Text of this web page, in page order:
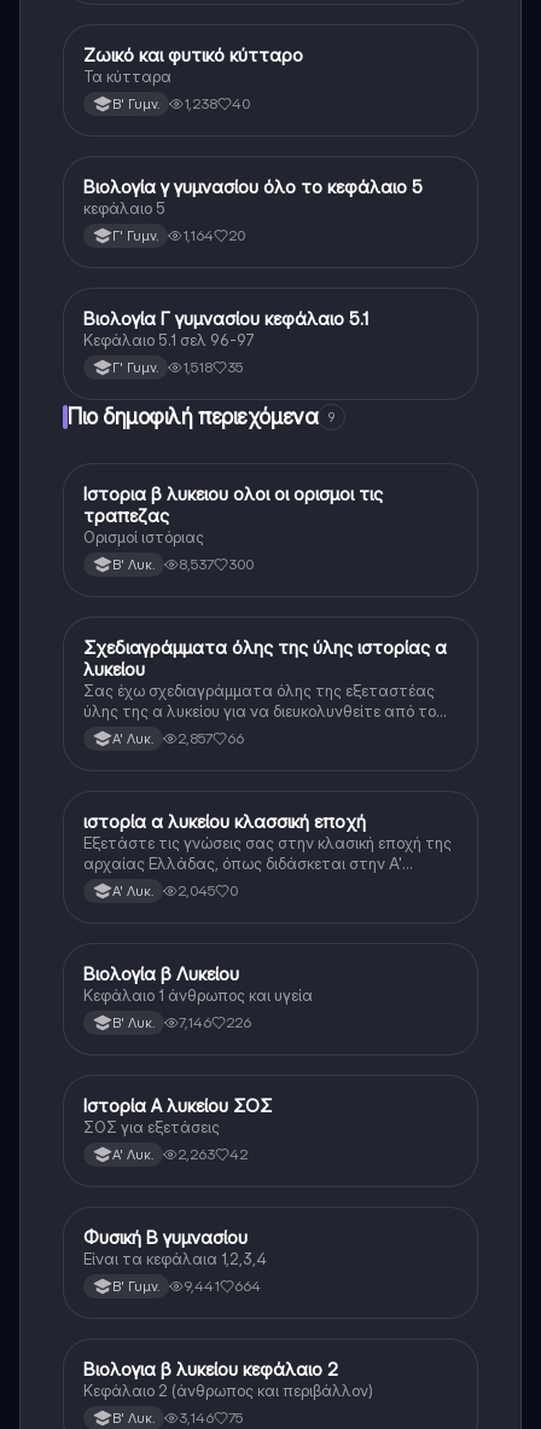
Βιολογία
Ζωικό και φυτικό κύτταρο
Τα κύτταρα
Β' Γυμν. 1,238 40
Βιολογία
Βιολογία γ γυμνασίου όλο το κεφάλαιο 5
κεφάλαιο 5
Γ' Γυμν. 1,164 20
Βιολογία
Βιολογία Γ γυμνασίου κεφάλαιο 5.1
Κεφάλαιο 5.1 σελ 96-97
Γ' Γυμν. 1,518 35
Πιο δημοφιλή περιεχόμενα 9
Ιστορία
Ιστορια β λυκειου ολοι οι ορισμοι τις
τραπεζας
Ορισμοί ιστόριας
Β' Λυκ. 8,537 300
Ιστορία
Σχεδιαγράμματα όλης της ύλης ιστορίας α
λυκείου
Σας έχω σχεδιαγράμματα όλης της εξεταστέας
ύλης της α λυκείου για να διευκολυνθείτε από το
τεράστιο βάρος του βιβλίου
Α' Λυκ. 2,857 66
Ιστορία
ιστορία α λυκείου κλασσική εποχή
Εξετάστε τις γνώσεις σας στην κλασική εποχή της
αρχαίας Ελλάδας, όπως διδάσκεται στην Α'
Λυκείου.
Α' Λυκ. 2,045 0
Βιολογία
Βιολογία β Λυκείου
Κεφάλαιο 1 άνθρωπος και υγεία
Β' Λυκ. 7,146 226
Ιστορία
Ιστορία Α λυκείου ΣΟΣ
ΣΟΣ για εξετάσεις
Α' Λυκ. 2,263 42
Φυσική
Φυσική Β γυμνασίου
Είναι τα κεφάλαια 1,2,3,4
Β' Γυμν. 9,441 664
Βιολογία
Βιολογια β λυκείου κεφάλαιο 2
Κεφάλαιο 2 (άνθρωπος και περιβάλλον)
Β' Λυκ. 3,146 75